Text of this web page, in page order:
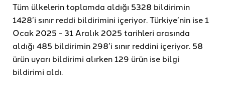
Tüm ülkelerin toplamda aldığı 5328 bildirimin
1428’i sınır reddi bildirimini içeriyor. Türkiye’nin ise 1
Ocak 2025 - 31 Aralık 2025 tarihleri arasında
aldığı 485 bildirimin 298’i sınır reddini içeriyor. 58
ürün uyarı bildirimi alırken 129 ürün ise bilgi
bildirimi aldı.